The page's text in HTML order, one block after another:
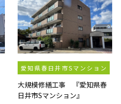
愛知県春日井市Sマンション
大規模修繕工事 『愛知県春
日井市Sマンション』